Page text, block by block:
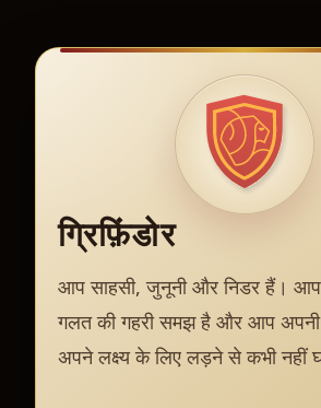
ग्रिफ़िंडोर
आप साहसी, जुनूनी और निडर हैं।
गलत की गहरी समझ है और आप अपनी
अपने लक्ष्य के लिए लड़ने से कभी नहीं